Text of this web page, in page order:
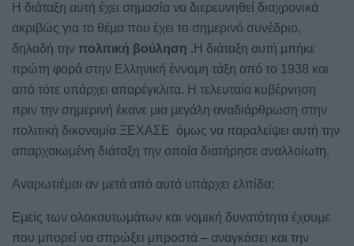
Η διάταξη αυτή έχει σημασία να διερευνηθεί διαχρονικά
ακριβώς για το θέμα που έχει το σημερινό συνέδριο,
δηλαδή την πολιτική βούληση . Η διάταξη αυτή μπήκε
πρώτη φορά στην Ελληνική έννομη τάξη από το 1938 και
από τότε υπάρχει απαρέγκλιτα. Η τελευταία κυβέρνηση
πριν την σημερινή έκανε μια μεγάλη αναδιάρθρωση στην
πολιτική δικονομία ΞΕΧΑΣΕ όμως να παραλείψει αυτή την
απαρχαιωμένη διάταξη την οποία διατήρησε αναλλοίωτη.
Αναρωτιέμαι αν μετά από αυτό υπάρχει ελπίδα;
Εμείς των ολοκαυτωμάτων και νομική δυνατότητα έχουμε
που μπορεί να σπρώξει μπροστά – αναγκάσει και την